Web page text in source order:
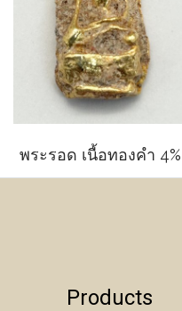
พระรอด เนื้อทองคำ 4%
Products